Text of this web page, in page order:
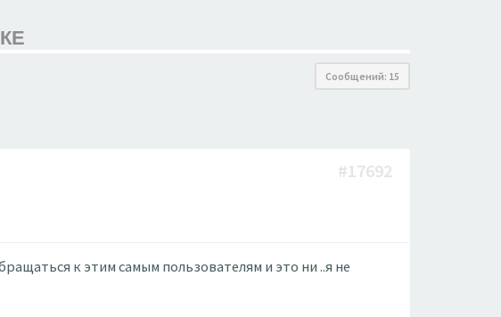
Сообщений: 15
#17692
к этим самым пользователям и это ни ..я не